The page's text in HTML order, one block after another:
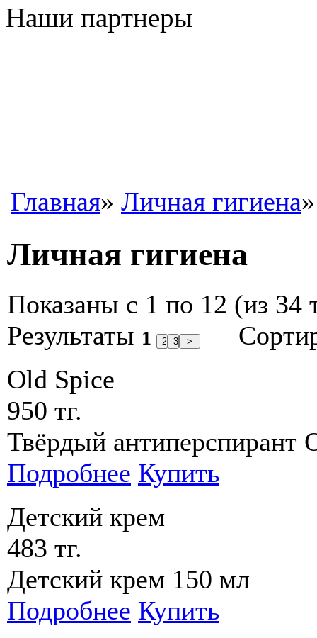
Наши партнеры
Главная» Личная гигиена»
Личная гигиена
Показаны с 1 по 12 (из 34
Результаты 1
Old Spice
950 тг.
Твёрдый антиперспирант
Подробнее Купить
Детский крем
483 тг.
Детский крем 150 мл
Подробнее Купить